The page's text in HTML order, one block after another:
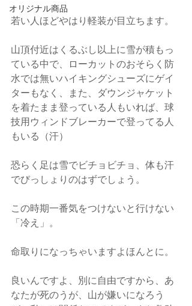
オリジナル商品
若い人ほどやはり軽装が目立ちます。
山頂付近はくるぶし以上に雪が積もっ
ている中で、ローカットのおそらく防
水では無いハイキングシューズにゲイ
ターもなく、また、ダウンジャケット
を着たまま登っている人もいれば、球
技用ウィンドブレーカーで登ってる人
もいる（汗）
恐らく足は雪でビチョビチョ、体も汗
でびっしょりのはずでしょう。
この時期一番気をつけないと行けない
「冷え」。
命取りになっちゃいますよほんとに。
良いんですよ、別に自由ですから、あ
なたが死のうが、山が嫌いになろう